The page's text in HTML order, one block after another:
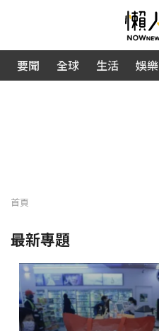
要聞 全球 生活 娛樂
首頁
最新專題